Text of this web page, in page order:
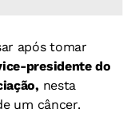
após tomar
presidente do
nesta
um câncer.